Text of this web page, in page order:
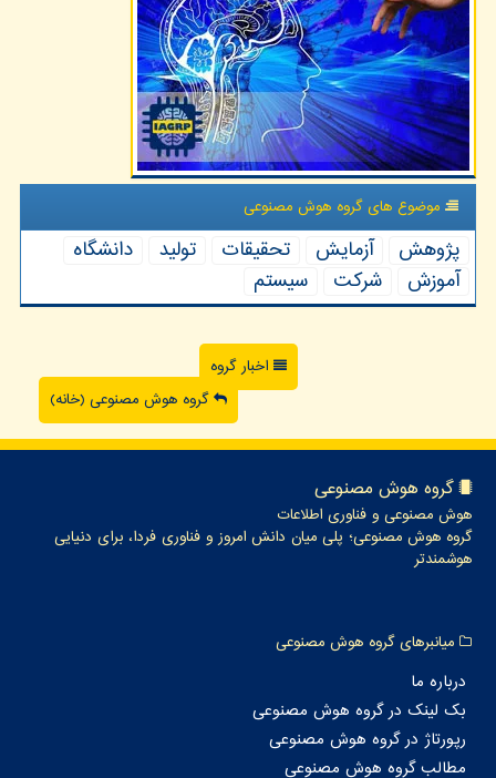
موضوع های گروه هوش مصنوعی
پژوهش آزمایش تحقیقات تولید
دانشگاه
آموزش
شركت سیستم
اخبار گروه
گروه هوش مصنوعی (خانه)
گروه هوش مصنوعی
هوش مصنوعی و فناوری اطلاعات
گروه هوش مصنوعی؛ پلی میان دانش امروز و فناوری فردا، برای دنیایی
هوشمندتر
میانبرهای گروه هوش مصنوعی
درباره ما
بک لینک در گروه هوش مصنوعی
رپورتاژ در گروه هوش مصنوعی
مطالب گروه هوش مصنوعی